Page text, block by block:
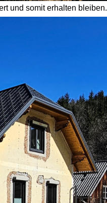
und somit erhalten bleiben.